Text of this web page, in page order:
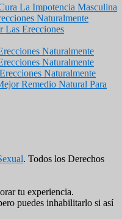
La Impotencia Masculina
Naturalmente
Las Erecciones
Naturalmente
Naturalmente
Naturalmente
Remedio Natural Para
. Todos los Derechos
tu experiencia.
puedes inhabilitarlo si así